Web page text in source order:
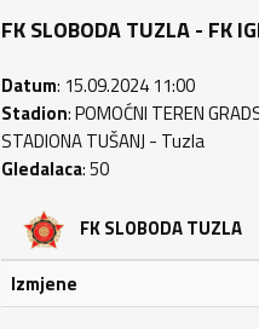
FK SLOBODA TUZLA - FK
Datum: 15.09.2024 11:00
Stadion: POMOĆNI TEREN
STADIONA TUŠANJ - Tuzla
Gledalaca: 50
FK SLOBODA TUZLA
Izmjene